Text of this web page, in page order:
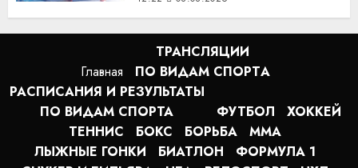
Главная
ТРАНСЛЯЦИИ
ПО ВИДАМ СПОРТA
РАСПИСАНИЯ И РЕЗУЛЬТАТЫ
ПО ВИДАМ СПОРТА
ФУТБОЛ
ХОККЕЙ
ТЕННИС
БОКС БОРЬБА
MMA
ЛЫЖНЫЕ ГОНКИ
БИАТЛОН
ФОРМУЛА 1